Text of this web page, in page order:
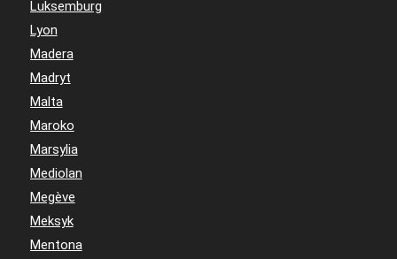
Luksemburg
Lyon
Madera
Madryt
Malta
Maroko
Marsylia
Mediolan
Megève
Meksyk
Mentona